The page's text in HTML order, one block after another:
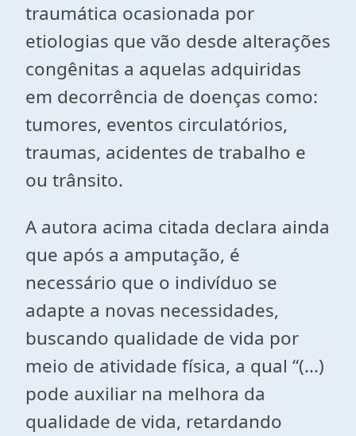
traumática ocasionada por
etiologias que vão desde alterações
congênitas a aquelas adquiridas
em decorrência de doenças como:
tumores, eventos circulatórios,
traumas, acidentes de trabalho e
ou trânsito.
A autora acima citada declara ainda
que após a amputação, é
necessário que o indivíduo se
adapte a novas necessidades,
buscando qualidade de vida por
meio de atividade física, a qual “(...)
pode auxiliar na melhora da
qualidade de vida, retardando